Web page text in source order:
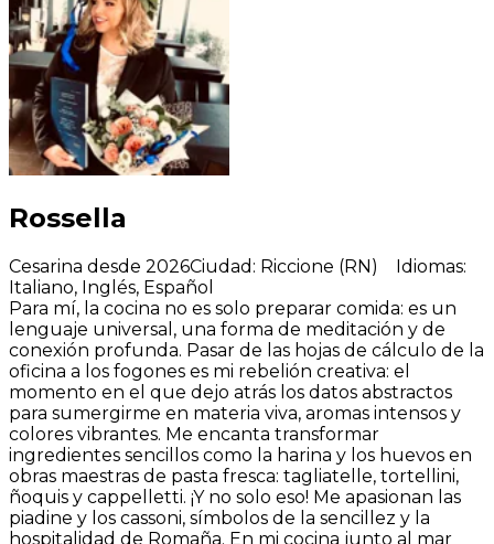
Rossella
Cesarina desde 2026Ciudad : Riccione (RN) Idiomas:
Italiano, Inglés, Español
Para mí, la cocina no es solo preparar comida: es un
lenguaje universal, una forma de meditación y de
conexión profunda. Pasar de las hojas de cálculo de la
oficina a los fogones es mi rebelión creativa: el
momento en el que dejo atrás los datos abstractos
para sumergirme en materia viva, aromas intensos y
colores vibrantes. Me encanta transformar
ingredientes sencillos como la harina y los huevos en
obras maestras de pasta fresca: tagliatelle, tortellini,
ñoquis y cappelletti. ¡Y no solo eso! Me apasionan las
piadine y los cassoni, símbolos de la sencillez y la
hospitalidad de Romaña. En mi cocina junto al mar